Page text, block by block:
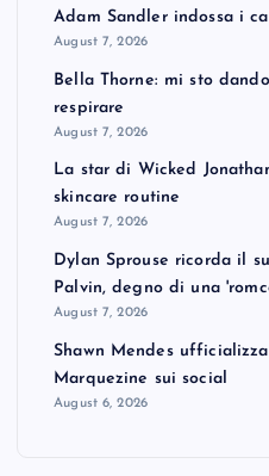
Adam Sandler indossa i
August 7, 2026
Bella Thorne: mi sto
respirare
August 7, 2026
La star di Wicked
skincare routine
August 7, 2026
Dylan Sprouse ricorda il
Palvin, degno di una
August 7, 2026
Shawn Mendes
Marquezine sui social
August 6, 2026